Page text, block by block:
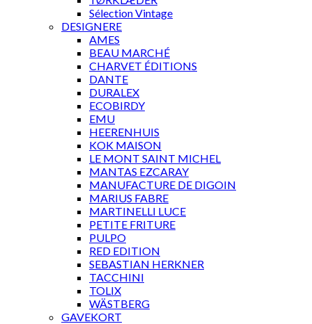
Sélection Vintage
DESIGNERE
AMES
BEAU MARCHÉ
CHARVET ÉDITIONS
DANTE
DURALEX
ECOBIRDY
EMU
HEERENHUIS
KOK MAISON
LE MONT SAINT MICHEL
MANTAS EZCARAY
MANUFACTURE DE DIGOIN
MARIUS FABRE
MARTINELLI LUCE
PETITE FRITURE
PULPO
RED EDITION
SEBASTIAN HERKNER
TACCHINI
TOLIX
WÄSTBERG
GAVEKORT